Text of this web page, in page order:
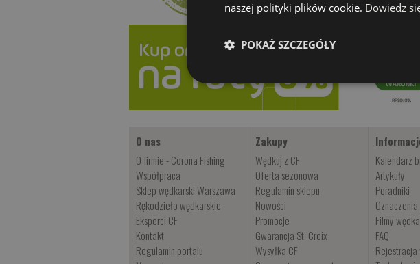
O nas
O firmie - Corona Fishing
Współpraca
Sklep wędkarski Warszawa
Rękodzieło wędkarskie
Eksperci CF
Kontakt
Regulamin portalu
Zakupy
Wędkuj z CF
Oferta sezonowa
Regulamin sklepu
Nowości
Promocje
Gwarancja St. Croix
Wysyłka CF
Kalendarz
Artykuły
Poradniki
Filmy
FAQ
Rejestracja
naszej polityki plików cookie. Dowiedz
POKAŻ SZCZEGÓŁY